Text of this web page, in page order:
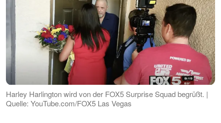
Harley Harlington wird von der FOX5 Surprise Squad begrüßt. |
Quelle: YouTube.com/FOX5 Las Vegas